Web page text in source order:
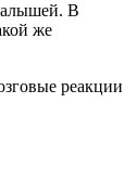
В
же
реакции